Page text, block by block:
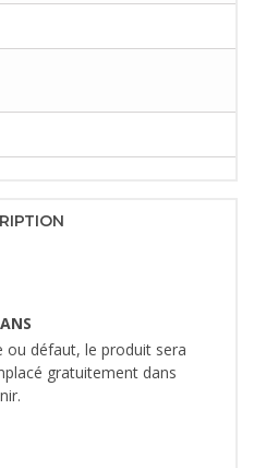
ou défaut, le produit sera
gratuitement dans